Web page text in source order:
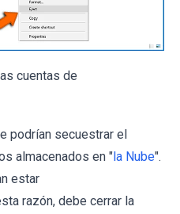
cuentas de
podrían secuestrar el
almacenados en "la Nube".
estar
razón, debe cerrar la